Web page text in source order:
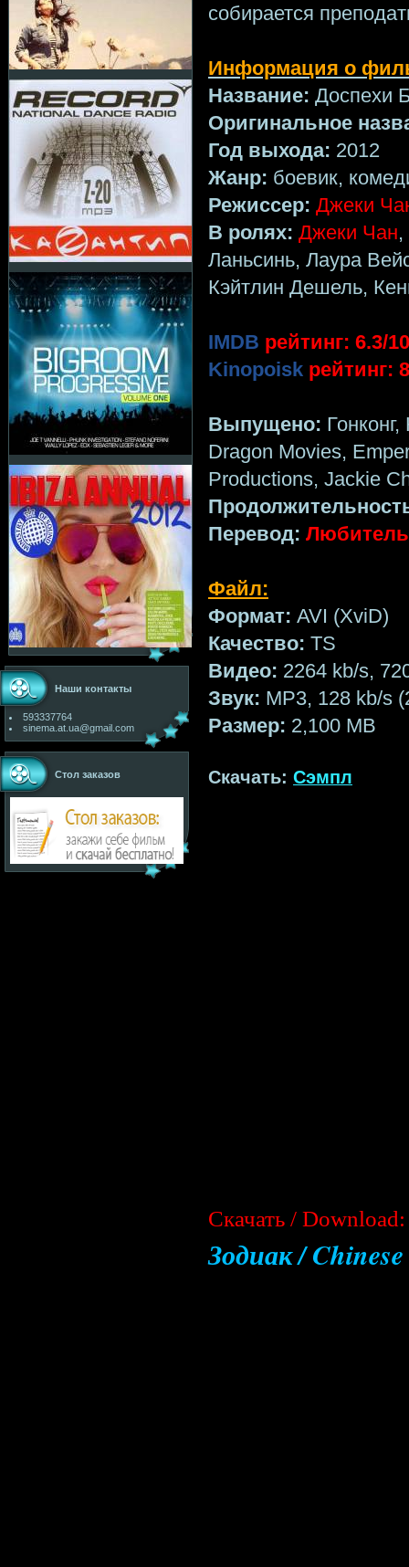
Наши контакты
593337764
sinema.at.ua@gmail.com
Стол заказов
собирается
Информация о
Название: Доспехи
Оригинальное
Год выхода: 2012
Жанр: боевик,
Режиссер: Джеки
В ролях: Джеки Чан
Ланьсинь, Лаура
Кэйтлин Дешель,
IMDB рейтинг: 6.3/
Kinopoisk рейтинг:
Выпущено:
Dragon Movies,
Productions, Jackie
Перевод:
Файл:
Формат: AVI (XviD)
Качество: TS
Видео: 2264 kb/s,
Звук: MP3, 128 kb/s
Размер: 2,100 MB
Скачать: Сэмпл
Cкачать / Download:
Зодиак /